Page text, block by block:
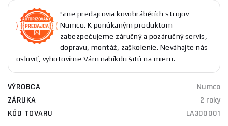
Sme predajcovia kovobráběcích strojov
Numco. K ponúkaným produktom
zabezpečujeme záručný a pozáručný servis,
dopravu, montáž, zaškolenie. Neváhajte nás
osloviť, vyhotovíme Vám nabíkdu šitú na mieru.
VÝROBCA
Numco
ZÁRUKA
2 roky
KÓD TOVARU
LA300001